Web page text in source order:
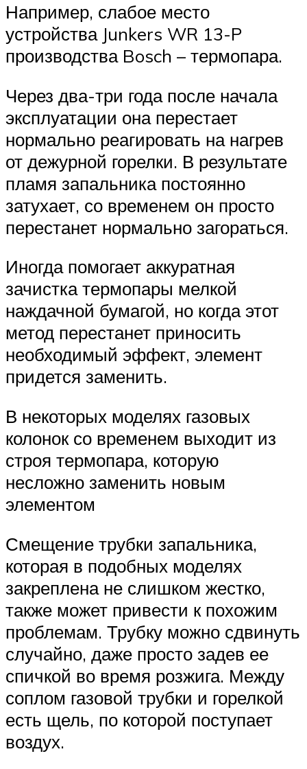
Например, слабое место
устройства Junkers WR 13-P
производства Bosch – термопара.
Через два-три года после начала
эксплуатации она перестает
нормально реагировать на нагрев
от дежурной горелки. В результате
пламя запальника постоянно
затухает, со временем он просто
перестанет нормально загораться.
Иногда помогает аккуратная
зачистка термопары мелкой
наждачной бумагой, но когда этот
метод перестанет приносить
необходимый эффект, элемент
придется заменить.
В некоторых моделях газовых
колонок со временем выходит из
строя термопара, которую
несложно заменить новым
элементом
Смещение трубки запальника,
которая в подобных моделях
закреплена не слишком жестко,
также может привести к похожим
проблемам. Трубку можно сдвинуть
случайно, даже просто задев ее
спичкой во время розжига. Между
соплом газовой трубки и горелкой
есть щель, по которой поступает
воздух.